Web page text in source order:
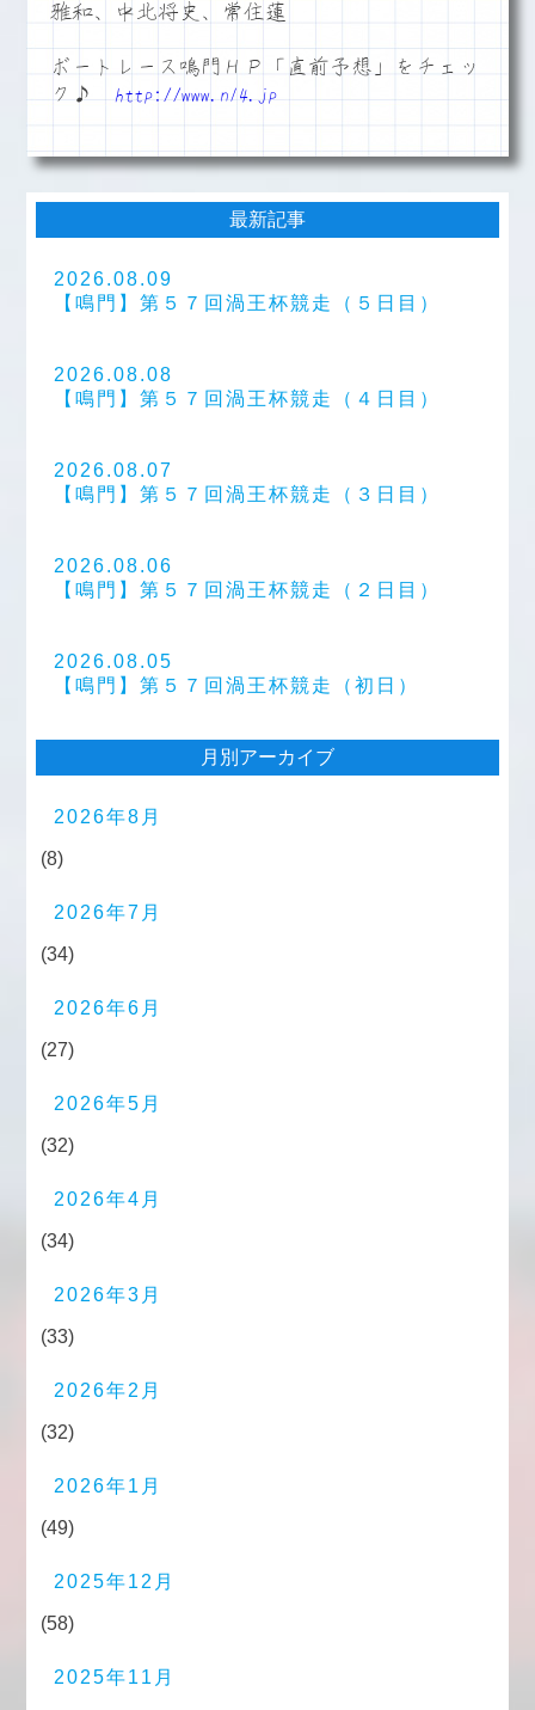
雅和、中北将史、常住蓮
ボートレース鳴門ＨＰ「直前予想」をチェッ
ク♪ http://www.n14.jp
最新記事
2026.08.09
【鳴門】第５７回渦王杯競走（５日目）
2026.08.08
【鳴門】第５７回渦王杯競走（４日目）
2026.08.07
【鳴門】第５７回渦王杯競走（３日目）
2026.08.06
【鳴門】第５７回渦王杯競走（２日目）
2026.08.05
【鳴門】第５７回渦王杯競走（初日）
月別アーカイブ
2026年8月
(8)
2026年7月
(34)
2026年6月
(27)
2026年5月
(32)
2026年4月
(34)
2026年3月
(33)
2026年2月
(32)
2026年1月
(49)
2025年12月
(58)
2025年11月